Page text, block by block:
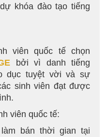
khóa đào tạo tiếng
viên quốc tế chọn
bởi vì danh tiếng
dục tuyệt vời và sự
sinh viên đạt được
viên quốc tế:
bán thời gian tại